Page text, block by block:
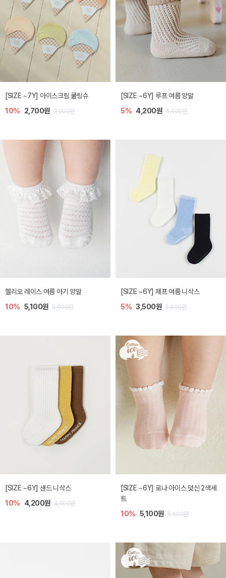
[SIZE ~7Y] 아이스크림 쿨링슈
10% 2,700원 3,000원
[SIZE ~6Y] 루프 여름 양말
5% 4,200원 4,400원
헬리오 레이스 여름 아기 양말
10% 5,100원 5,600원
[SIZE ~6Y] 제프 여름 니삭스
5% 3,500원 3,600원
[SIZE ~6Y] 샌드 니삭스
10% 4,200원 4,600원
[SIZE ~6Y] 로나 아이스 덧신 2색세
트
10% 5,100원 5,600원